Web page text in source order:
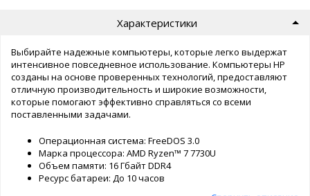
Характеристики
Выбирайте надежные компьютеры, которые легко выдержат
интенсивное повседневное использование. Компьютеры HP
созданы на основе проверенных технологий, предоставляют
отличную производительность и широкие возможности,
которые помогают эффективно справляться со всеми
поставленными задачами.
Операционная система: FreeDOS 3.0
Марка процессора: AMD Ryzen™ 7 7730U
Объем памяти: 16 Гбайт DDR4
Ресурс батареи: До 10 часов